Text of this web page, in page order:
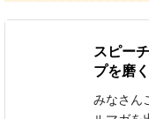
スピー
プを磨
みなさん